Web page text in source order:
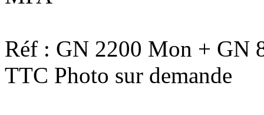
Réf : GN 2200 Mon + GN
TTC Photo sur demande